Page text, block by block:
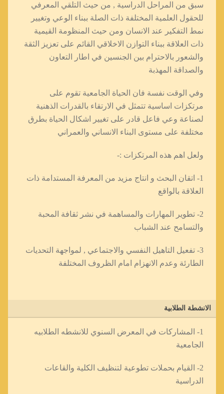
سبق من المراحل الدراسية , من حيث التلقي المعرفي
للحقول العلمية المختلفة ذات الصلة ببناء الوعي وتغيير
نمط التفكير عند الانسان ومن حيث المنظومة القيمية
ذات العلاقة ببناء التوازن الاخلاقي القائم على تعزيز الثقة
والشعور بالاحترام بين الجنسين في اطار التعاون
والصداقة المهذبة
وفي الوقت نفسة فان الحياة الجامعية تقوم على
مرتكزات اساسية تتمثل في الارتقاء بالقدرات الذهنية
لصناعة وعي فاعل قادر على تغيير اشكال الحياة بطرق
مختلفة على مستوى البناء الانساني والعمراني
ولعل اهم هذه المرتكزات :-
1- اتقان البحث و انتاج مزيد من المعرفة المستدامة ذات
العلاقة بالواقع
2- تطوير المهارات والمساهمة في نشر ثقافة المحبة
والتسامح عند الشباب
3- تفعيل التاهيل النفسي والاجتماعي , لمواجهة التحديات
الطارئة وعدم الانهزام امام الظروف المختلفة
الانشطة الطلابية
1- المشاركات في المعرض السنوي للانشطه الطلابيه
الجامعية
2- القيام بحملات تطوعية لتنظيف الكلية والقاعات
الدراسية